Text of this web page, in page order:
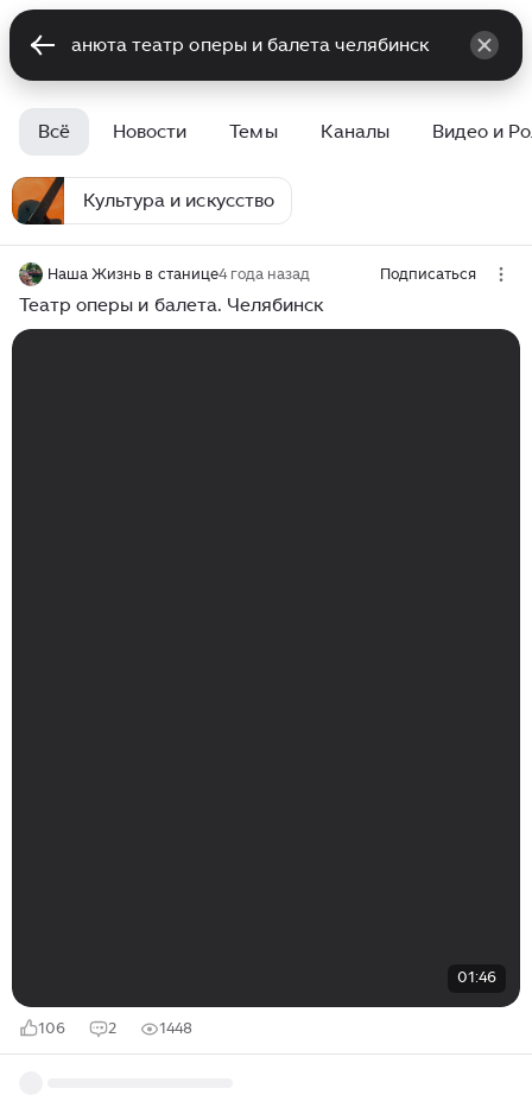
Всё Новости Темы Каналы Видео и
Культура и искусство
Наша Жизнь в станице4 года назад Подписаться
Театр оперы и балета. Челябинск
01:46
106 2 1448